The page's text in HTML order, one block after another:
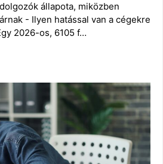
állapota, miközben
- Ilyen hatással van a cégekre
2026-os, 6105 f…